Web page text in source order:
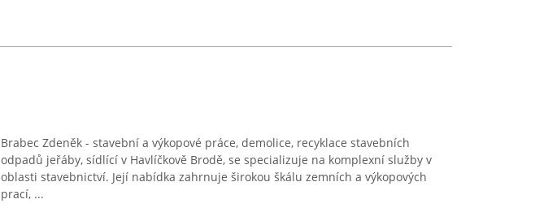
Brabec Zdeněk - stavební a výkopové práce, demolice, recyklace stavebních
odpadů jeřáby, sídlící v Havlíčkově Brodě, se specializuje na komplexní služby v
oblasti stavebnictví. Její nabídka zahrnuje širokou škálu zemních a výkopových
prací, ...